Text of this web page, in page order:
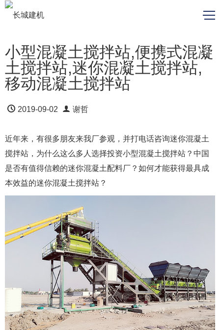
小型混凝土搅拌站,便携式混凝
土搅拌站,迷你混凝土搅拌站,
移动混凝土搅拌站
2019-09-02 谢哲
近年来，有很多朋友来我厂参观，并打电话咨询迷你混凝土
搅拌站，为什么这么多人选择投资小型混凝土搅拌站？中国
是否有值得信赖的迷你混凝土配料厂？如何才能获得最具成
本效益的迷你混凝土搅拌站？